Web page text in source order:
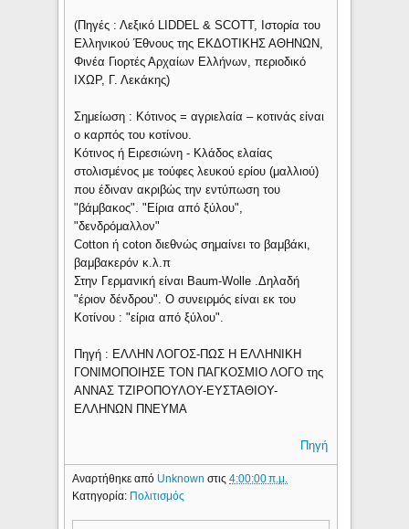
(Πηγές : Λεξικό LIDDEL & SCOTT, Ιστορία του
Ελληνικού Έθνους της ΕΚΔΟΤΙΚΗΣ ΑΘΗΝΩΝ,
Φινέα Γιορτές Αρχαίων Ελλήνων, περιοδικό
ΙΧΩΡ, Γ. Λεκάκης)
Σημείωση : Κότινος = αγριελαία – κοτινάς είναι
ο καρπός του κοτίνου.
Κότινος ή Ειρεσιώνη - Κλάδος ελαίας
στολισμένος με τούφες λευκού ερίου (μαλλιού)
που έδιναν ακριβώς την εντύπωση του
"βάμβακος". "Είρια από ξύλου",
"δενδρόμαλλον"
Cotton ή coton διεθνώς σημαίνει το βαμβάκι,
βαμβακερόν κ.λ.π
Στην Γερμανική είναι Baum-Wolle .Δηλαδή
"έριον δένδρου". Ο συνειρμός είναι εκ του
Κοτίνου : "είρια από ξύλου".
Πηγή : ΕΛΛΗΝ ΛΟΓΟΣ-ΠΩΣ Η ΕΛΛΗΝΙΚΗ
ΓΟΝΙΜΟΠΟΙΗΣΕ ΤΟΝ ΠΑΓΚΟΣΜΙΟ ΛΟΓΟ της
ΑΝΝΑΣ ΤΖΙΡΟΠΟΥΛΟΥ-ΕΥΣΤΑΘΙΟΥ-
ΕΛΛΗΝΩΝ ΠΝΕΥΜΑ
Πηγή
Αναρτήθηκε από Unknownστις4:00:00 π.μ.
Κατηγορία: Πολιτισμός